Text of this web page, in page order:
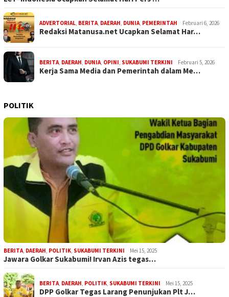
ADVERTORIAL BERITA DAERAH DUNIA PEMERINTAH Februari 6, 2026
Redaksi Matanusa.net Ucapkan Selamat Har…
BERITA DAERAH DUNIA OPINI SUKABUMI TERKINI Februari 5, 2026
Kerja Sama Media dan Pemerintah dalam Me…
POLITIK
BERITA DAERAH POLITIK SUKABUMI TERKINI Mei 15, 2025
Jawara Golkar Sukabumi! Irvan Azis tegas…
BERITA DAERAH POLITIK SUKABUMI TERKINI Mei 15, 2025
DPP Golkar Tegas Larang Penunjukan Plt J…